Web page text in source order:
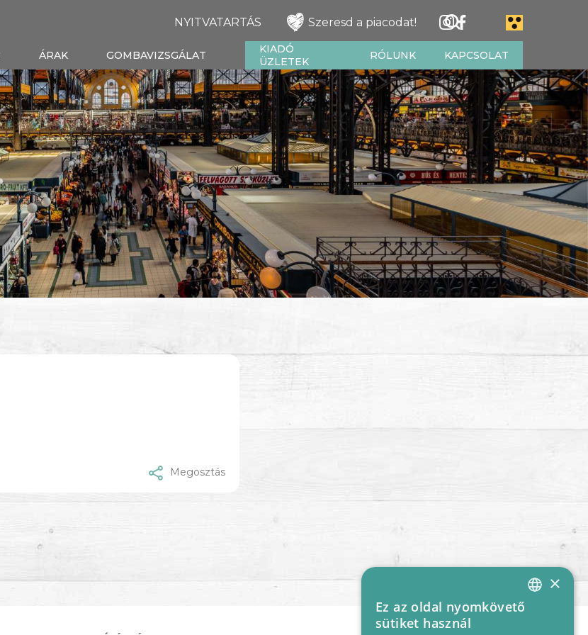
NYITVATARTÁS Szeresd a piacodat!
ÁRAK GOMBAVIZSGÁLAT
KIADÓ
ÜZLETEK
RÓLUNK KAPCSOLAT
Megosztás
HUNGARIAN
×
Ez az oldal nyomkövető
sütiket használ